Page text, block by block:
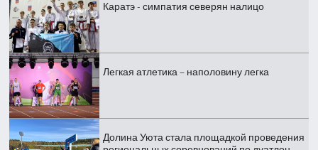
Каратэ - симпатия северян налицо
Легкая атлетика – наполовину легка
Долина Уюта стала площадкой проведения